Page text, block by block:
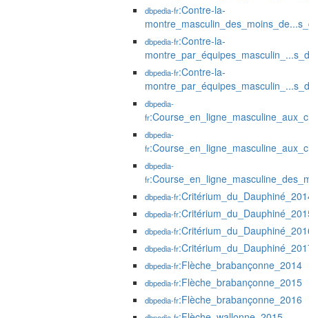
dbpedia-fr:Contre-la-
dbpedia-fr:Contre-la-
dbpedia-fr:Contre-la-
dbpedia-
fr
dbpedia-
fr
dbpedia-
fr
dbpedia-fr
dbpedia-fr
dbpedia-fr
dbpedia-fr
dbpedia-fr:Flèche_brabançonne_2014
dbpedia-fr:Flèche_brabançonne_2015
dbpedia-fr:Flèche_brabançonne_2016